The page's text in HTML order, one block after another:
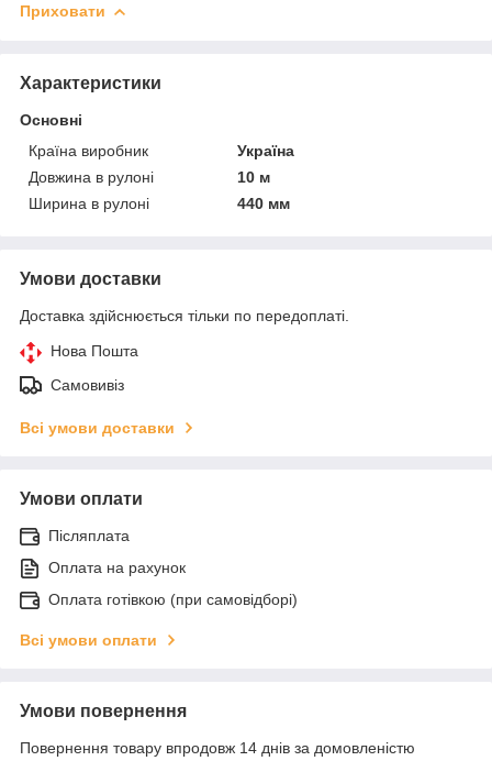
Приховати
Характеристики
Основні
Країна виробник
Україна
Довжина в рулоні
10 м
Ширина в рулоні
440 мм
Умови доставки
Доставка здійснюється тільки по передоплаті.
Нова Пошта
Самовивіз
Всі умови доставки
Умови оплати
Післяплата
Оплата на рахунок
Оплата готівкою (при самовідборі)
Всі умови оплати
Умови повернення
Повернення товару впродовж 14 днів за домовленістю